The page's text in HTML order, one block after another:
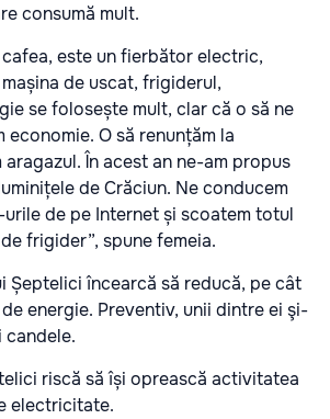
consumă mult.
este un fierbător electric,
de uscat, frigiderul,
se folosește mult, clar că o să ne
economie. O să renunțăm la
În acest an ne-am propus
de Crăciun. Ne conducem
de pe Internet și scoatem totul
frigider”, spune femeia.
Șeptelici încearcă să reducă, pe cât
energie. Preventiv, unii dintre ei şi-
candele.
riscă să își oprească activitatea
electricitate.